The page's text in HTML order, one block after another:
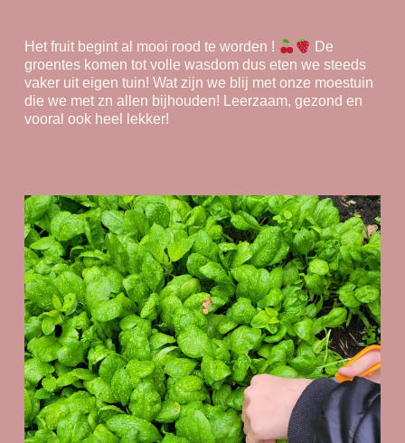
Het fruit begint al mooi rood te worden !
De
groentes komen tot volle wasdom dus eten we steeds
vaker uit eigen tuin! Wat zijn we blij met onze moestuin
die we met zn allen bijhouden! Leerzaam, gezond en
vooral ook heel lekker!